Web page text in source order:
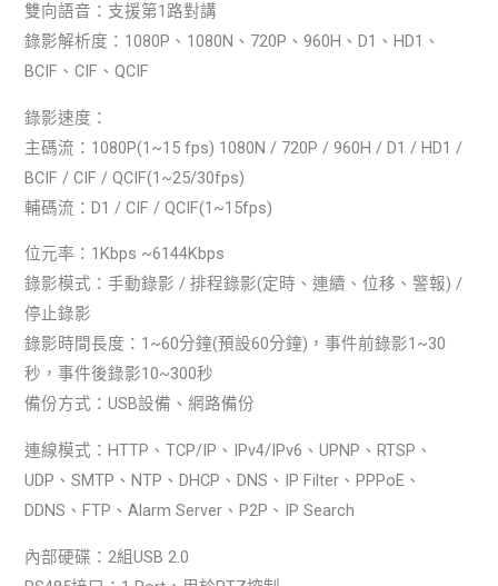
雙向語音：支援第1路對講
錄影解析度：1080P、1080N、720P、960H、D1、HD1、
BCIF、CIF、QCIF
錄影速度：
主碼流：1080P(1~15 fps) 1080N / 720P / 960H / D1 / HD1 /
BCIF / CIF / QCIF(1~25/30fps)
輔碼流：D1 / CIF / QCIF(1~15fps)
位元率：1Kbps ~6144Kbps
錄影模式：手動錄影 / 排程錄影(定時、連續、位移、警報) /
停止錄影
錄影時間長度：1~60分鐘(預設60分鐘)，事件前錄影1~30
秒，事件後錄影10~300秒
備份方式：USB設備、網路備份
連線模式：HTTP、TCP/IP、IPv4/IPv6、UPNP、RTSP、
UDP、SMTP、NTP、DHCP、DNS、IP Filter、PPPoE、
DDNS、FTP、Alarm Server、P2P、IP Search
內部硬碟：2組USB 2.0